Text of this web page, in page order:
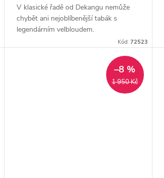
V klasické řadě od Dekangu nemůže
chybět ani nejoblíbenější tabák s
legendárním velbloudem.
Kód: 72523
1 950 Kč
–8 %